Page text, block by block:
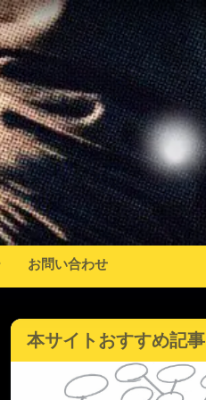
お問い合わせ
本サイトおすすめ記事